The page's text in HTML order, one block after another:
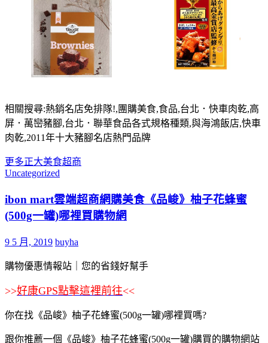
相關搜尋:熱銷名店免排隊!,團購美食,食品,台北．快車肉乾,高
屏．萬巒豬腳,台北．聯華食品各式規格種類,與海鴻飯店,快車
肉乾,2011年十大豬腳名店熱門品牌
更多正大美食超商
Uncategorized
ibon mart雲端超商網購美食《品峻》柚子花蜂蜜
(500g一罐)哪裡買購物網
9 5 月, 2019 buyha
購物優惠情報站｜您的省錢好幫手
>>好康GPS點擊這裡前往<<
你在找《品峻》柚子花蜂蜜(500g一罐)哪裡買嗎?
跟你推薦一個《品峻》柚子花蜂蜜(500g一罐)購買的購物網站